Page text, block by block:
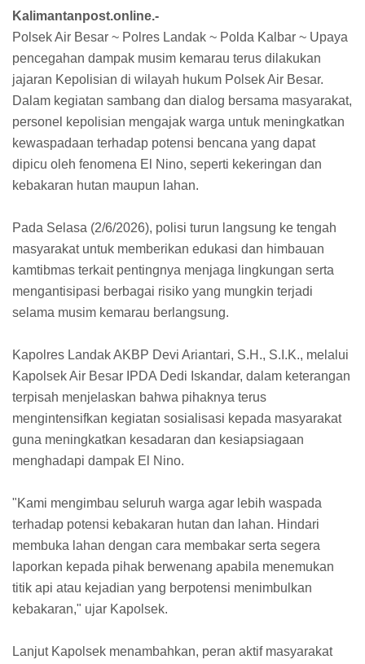
Kalimantanpost.online.-
Polsek Air Besar ~ Polres Landak ~ Polda Kalbar ~ Upaya
pencegahan dampak musim kemarau terus dilakukan
jajaran Kepolisian di wilayah hukum Polsek Air Besar.
Dalam kegiatan sambang dan dialog bersama masyarakat,
personel kepolisian mengajak warga untuk meningkatkan
kewaspadaan terhadap potensi bencana yang dapat
dipicu oleh fenomena El Nino, seperti kekeringan dan
kebakaran hutan maupun lahan.
Pada Selasa (2/6/2026), polisi turun langsung ke tengah
masyarakat untuk memberikan edukasi dan himbauan
kamtibmas terkait pentingnya menjaga lingkungan serta
mengantisipasi berbagai risiko yang mungkin terjadi
selama musim kemarau berlangsung.
Kapolres Landak AKBP Devi Ariantari, S.H., S.I.K., melalui
Kapolsek Air Besar IPDA Dedi Iskandar, dalam keterangan
terpisah menjelaskan bahwa pihaknya terus
mengintensifkan kegiatan sosialisasi kepada masyarakat
guna meningkatkan kesadaran dan kesiapsiagaan
menghadapi dampak El Nino.
"Kami mengimbau seluruh warga agar lebih waspada
terhadap potensi kebakaran hutan dan lahan. Hindari
membuka lahan dengan cara membakar serta segera
laporkan kepada pihak berwenang apabila menemukan
titik api atau kejadian yang berpotensi menimbulkan
kebakaran," ujar Kapolsek.
Lanjut Kapolsek menambahkan, peran aktif masyarakat